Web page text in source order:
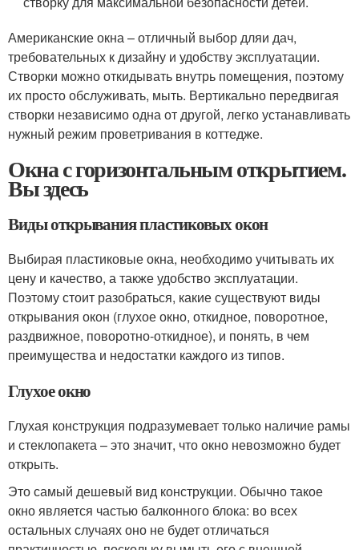
Американские окна – отличный выбор дляи дач,
требовательных к дизайну и удобству эксплуатации.
Створки можно откидывать внутрь помещения, поэтому
их просто обслуживать, мыть. Вертикально передвигая
створки независимо одна от другой, легко устанавливать
нужный режим проветривания в коттедже.
Окна с горизонтальным открытием.
Вы здесь
Виды открывания пластиковых окон
Выбирая пластиковые окна, необходимо учитывать их
цену и качество, а также удобство эксплуатации.
Поэтому стоит разобраться, какие существуют виды
открывания окон (глухое окно, откидное, поворотное,
раздвижное, поворотно-откидное), и понять, в чем
преимущества и недостатки каждого из типов.
Глухое окно
Глухая конструкция подразумевает только наличие рамы
и стеклопакета – это значит, что окно невозможно будет
открыть.
Это самый дешевый вид конструкции. Обычно такое
окно является частью балконного блока: во всех
остальных случаях оно не будет отличаться